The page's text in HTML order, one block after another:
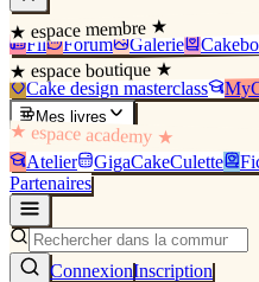
★ espace membre ★
Fil Forum Galerie
★ espace boutique ★
Cake design masterclass
Mes livres
★ espace academy ★
Atelier GigaCakeCulette
Partenaires
ConnexionInscription